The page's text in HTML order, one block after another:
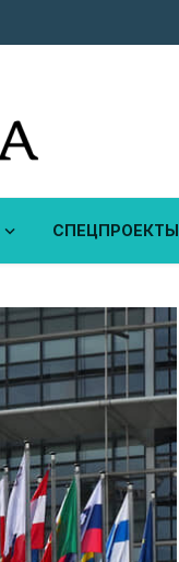
СПЕЦПРОЕКТЫ